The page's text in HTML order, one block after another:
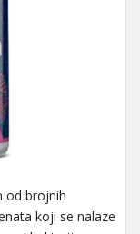
od brojnih
koji se nalaze